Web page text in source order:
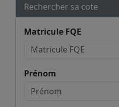
Rechercher sa cote
Matricule FQE
Prénom